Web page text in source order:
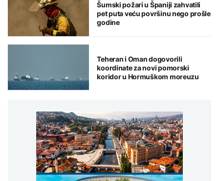
Šumski požari u Španiji zahvatili
pet puta veću površinu nego prošle
godine
Teheran i Oman dogovorili
koordinate za novi pomorski
koridor u Hormuškom moreuzu